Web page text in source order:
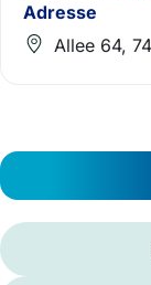
Adresse
Allee 64,